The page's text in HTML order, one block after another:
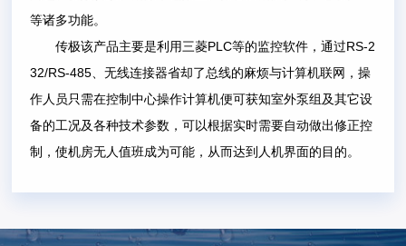
等诸多功能。
传极该产品主要是利用三菱PLC等的监控软件，通过RS-2
32/RS-485、无线连接器省却了总线的麻烦与计算机联网，操
作人员只需在控制中心操作计算机便可获知室外泵组及其它设
备的工况及各种技术参数，可以根据实时需要自动做出修正控
制，使机房无人值班成为可能，从而达到人机界面的目的。